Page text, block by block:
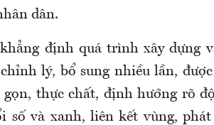
dân.
định quá trình xây dựng
lý, bổ sung nhiều lần,
gọn, thực chất, định hướng rõ
số và xanh, liên kết vùng,